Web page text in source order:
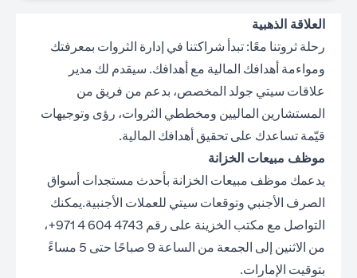
العلاقة الذهبية
رحلة ثروتنا معًا: تبدأ شراكتنا في إدارة الثروات بمعرفتك
ومواءمة أهدافك المالية مع أهدافك. سيقدم لك مدير
علاقات سيتي جولد المخصص، بدعم من فريق من
المستشارين الماليين ومخططي الثروات، رؤى وتوجيهات
قيّمة تساعدك على تحقيق أهدافك المالية.
موظف مبيعات الخزانة
يدعمك موظف مبيعات الخزانة بأحدث مستجدات أسواق
الصرف الأجنبي وتوقعات سيتي للعملات الأجنبية.يمكنك
التواصل مع مكتب الخزينة على رقم 4743 604 4 971+،
من الاثنين إلى الجمعة من الساعة 9 صباحًا حتى 5 مساءً
بتوقيت الإمارات.